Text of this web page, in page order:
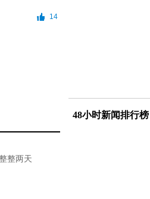
14
整两天
48小时新闻排行榜